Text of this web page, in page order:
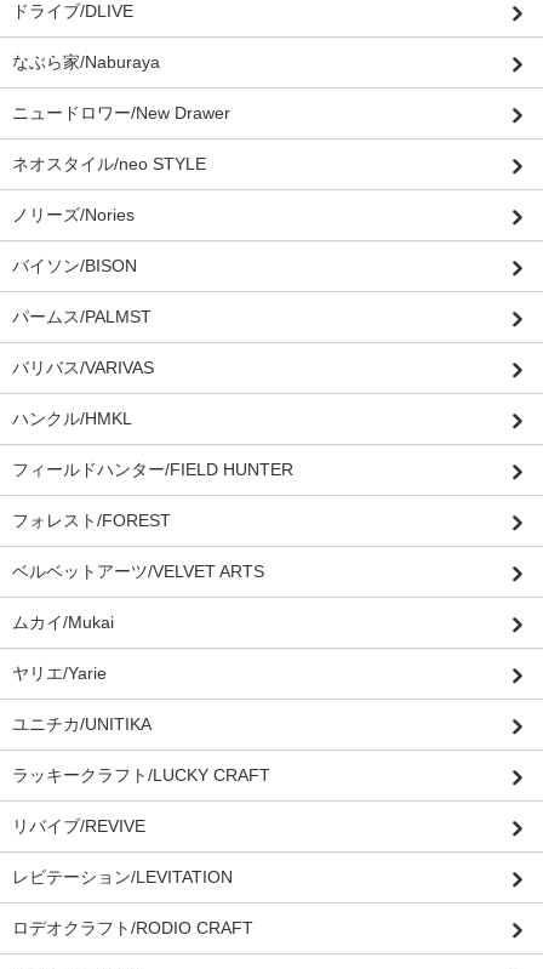
ドライブ/DLIVE
なぶら家/Naburaya
ニュードロワー/New Drawer
ネオスタイル/neo STYLE
ノリーズ/Nories
バイソン/BISON
パームス/PALMST
バリバス/VARIVAS
ハンクル/HMKL
フィールドハンター/FIELD HUNTER
フォレスト/FOREST
ベルベットアーツ/VELVET ARTS
ムカイ/Mukai
ヤリエ/Yarie
ユニチカ/UNITIKA
ラッキークラフト/LUCKY CRAFT
リバイブ/REVIVE
レビテーション/LEVITATION
ロデオクラフト/RODIO CRAFT